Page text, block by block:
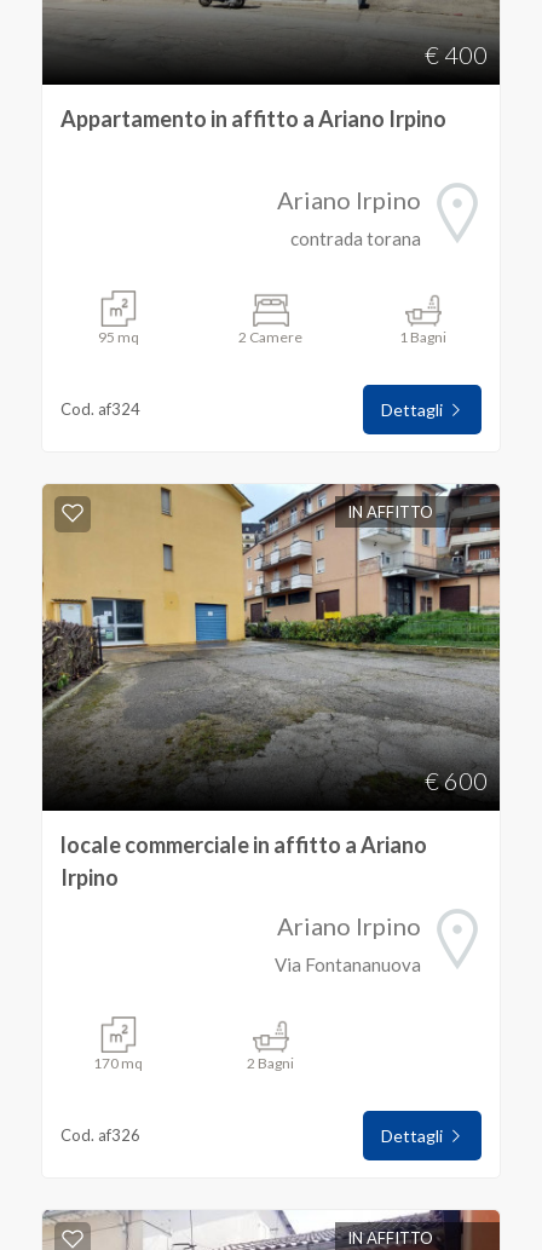
€ 400
Appartamento in affitto a Ariano Irpino
Ariano Irpino
contrada torana
95 mq 2 Camere 1 Bagni
Cod. af324 Dettagli
IN AFFITTO
€ 600
locale commerciale in affitto a Ariano
Irpino
Ariano Irpino
Via Fontananuova
170 mq 2 Bagni
Cod. af326 Dettagli
IN AFFITTO
Avellino
Tipologia
Residenziali
Commerciali
Industriali
Terreni
Totale